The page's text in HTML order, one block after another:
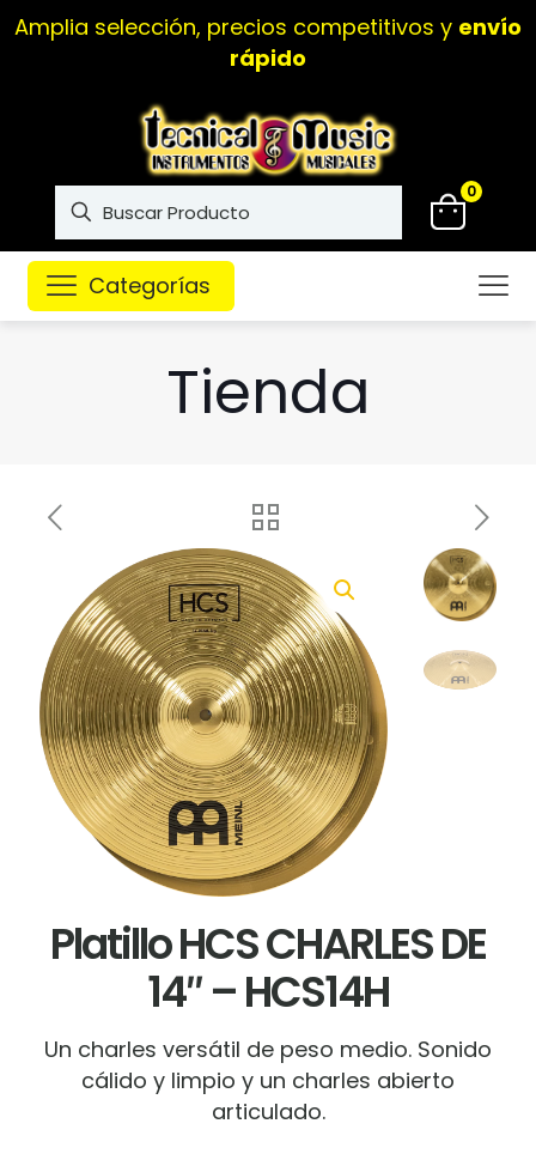
Amplia selección, precios competitivos y envío
rápido
0
Categorías
Tienda
Platillo HCS CHARLES DE
14″ – HCS14H
Un charles versátil de peso medio. Sonido
cálido y limpio y un charles abierto
articulado.